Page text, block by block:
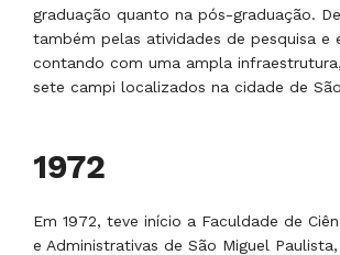
graduação quanto na pós-graduação.
também pelas atividades de pesquisa e
contando com uma ampla
sete campi localizados na cidade de
Década de 1970
Em 1976, a consolidação da Faculdade
solicitação junto ao Ministério da